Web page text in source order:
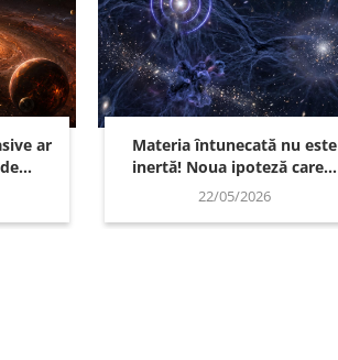
ar
Materia întunecată nu este
inertă! Noua ipoteză care...
22/05/2026